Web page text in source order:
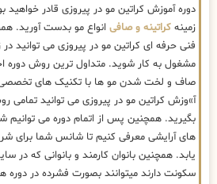
دوره آموزش کراتین مو در پیروزی قادر خواهید
زمینه کراتینه و صافی انواع مو بدست آورید.
فنی حرفه ای کراتین مو در پیروزی می توانید در
مشغول به کار شوید. متداول ترین روش دوره
صاف و لخت شدن مو ها با تکنیک های تخصصی
آ»وزش کراتین مو در پیروزی می توانید تمامی
بگیرید. همچنین پس از اتمام دوره می توانیم
های آرایشی معرفی کنیم تا شانس شما برای
یابد. همچنین بانوان کارمند و بانوانی که در
سکونت دارند میتوانند بصورت فشرده در دوره